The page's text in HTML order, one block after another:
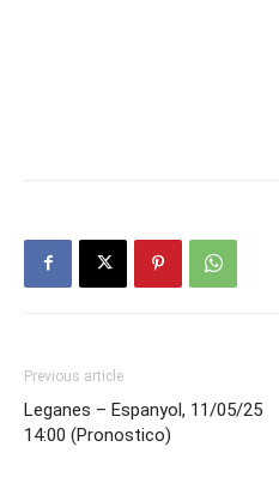
Previous article
Leganes – Espanyol, 11/05/25
14:00 (Pronostico)